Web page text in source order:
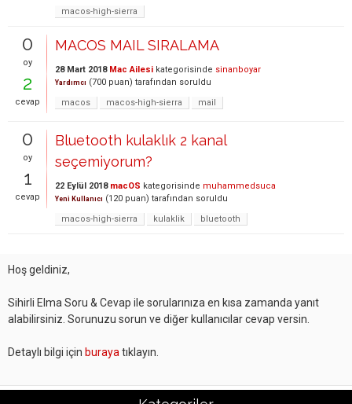
macos-high-sierra
0
oy
2
cevap
MACOS MAIL SIRALAMA
28 Mart 2018 Mac Ailesi kategorisinde sinanboyar
Yardımcı (700 puan) tarafından soruldu
macos
macos-high-sierra mail
0
oy
1
cevap
Bluetooth kulaklık 2 kanal
seçemiyorum?
22 Eylül 2018 macOS kategorisinde muhammedsuca
Yeni Kullanıcı (120 puan) tarafından soruldu
macos-high-sierra
kulaklik bluetooth
Hoş geldiniz,
Sihirli Elma Soru & Cevap ile sorularınıza en kısa zamanda yanıt
alabilirsiniz. Sorunuzu sorun ve diğer kullanıcılar cevap versin.
Detaylı bilgi için buraya tıklayın.